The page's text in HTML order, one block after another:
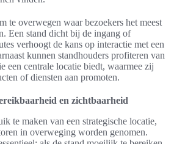
te overwegen waar bezoekers het meest
Een stand dicht bij de ingang of
verhoogt de kans op interactie met een
kunnen standhouders profiteren van
een centrale locatie biedt, waarmee zij
of diensten aan promoten.
en zichtbaarheid
te maken van een strategische locatie,
in overweging worden genomen.